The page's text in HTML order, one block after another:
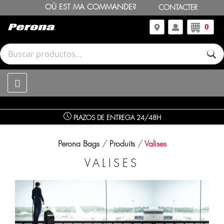
OÙ EST MA COMMANDE? CONTACTER
0
PLAZOS DE ENTREGA 24/48H
Perona Bags Produits Valises
VALISES